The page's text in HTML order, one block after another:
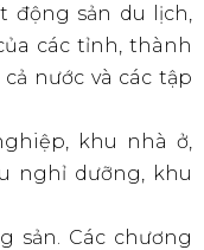
động sản du lịch,
các tỉnh, thành
nước và các tập
khu nhà ở,
nghỉ dưỡng, khu
sản. Các chương